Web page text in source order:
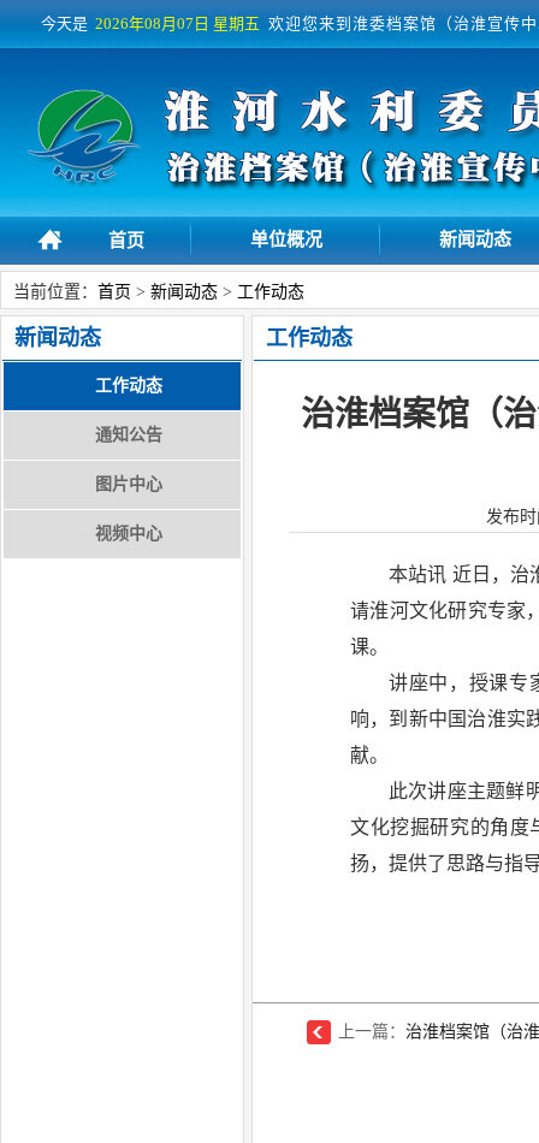
今天是 2026年08月07日 星期五 欢迎您来到淮委档案馆（治淮宣传
首页 单位概况 新闻动态
当前位置： 首页 > 新闻动态 > 工作动态
新闻动态
工作动态
通知公告
图片中心
视频中心
工作动态
治淮档案馆（
发布
本站讯 近日，治
请淮河文化研究专家
课。
讲座中，授课专
响，到新中国治淮实
献。
此次讲座主题鲜
文化挖掘研究的角度
扬，提供了思路与指
上一篇： 治淮档案馆（治